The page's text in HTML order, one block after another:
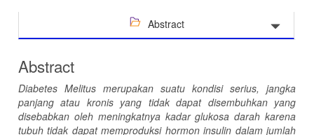
Abstract
Abstract
Diabetes Melitus merupakan suatu kondisi serius, jangka
panjang atau kronis yang tidak dapat disembuhkan yang
disebabkan oleh meningkatnya kadar glukosa darah karena
tubuh tidak dapat memproduksi hormon insulin dalam jumlah